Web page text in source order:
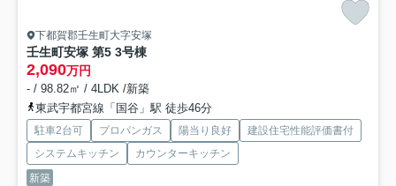
下都賀郡壬生町大字安塚
壬生町安塚 第5 3号棟
2,090万円
- / 98.82㎡ / 4LDK /新築
東武宇都宮線「国谷」駅 徒歩46分
駐車2台可 プロパンガス 陽当り良好
建設住宅性能評価書付
システムキッチン
カウンターキッチン
新築